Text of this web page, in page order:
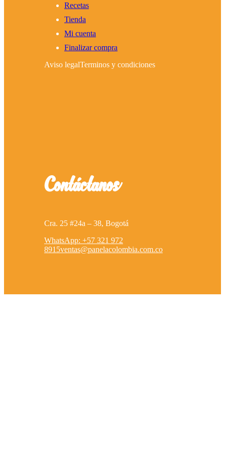
Recetas
Tienda
Mi cuenta
Finalizar compra
Aviso legalTerminos y condiciones
Contáctanos
Cra. 25 #24a – 38, Bogotá
WhatsApp: +57 321 972
8915ventas@panelacolombia.com.co